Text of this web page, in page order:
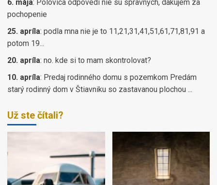
6. mája: Polovica odpovedi nie su spravnych, dakujem za
pochopenie
25. apríla: podla mna nie je to 11,21,31,41,51,61,71,81,91 a
potom 19...
20. apríla: no. kde si to mam skontrolovat?
10. apríla: Predaj rodinného domu s pozemkom Predám
starý rodinný dom v Štiavniku so zastavanou plochou ...
Už ste čítali?